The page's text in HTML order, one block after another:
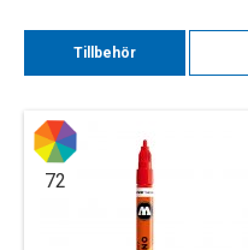
Tillbehör
72